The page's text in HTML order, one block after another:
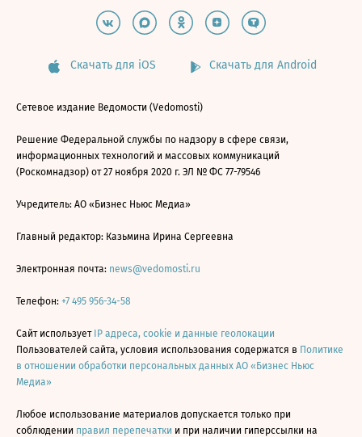
Скачать для iOS Скачать для Android
Сетевое издание Ведомости (Vedomosti)
Решение Федеральной службы по надзору в сфере связи,
информационных технологий и массовых коммуникаций
(Роскомнадзор) от 27 ноября 2020 г. ЭЛ № ФС 77-79546
Учредитель: АО «Бизнес Ньюс Медиа»
Главный редактор: Казьмина Ирина Сергеевна
Электронная почта: news@vedomosti.ru
Телефон: +7 495 956-34-58
Сайт использует IP адреса, cookie и данные геолокации
Пользователей сайта, условия использования содержатся в Политике
в отношении обработки персональных данных АО «Бизнес Ньюс
Медиа»
Любое использование материалов допускается только при
соблюдении правил перепечатки и при наличии гиперссылки на